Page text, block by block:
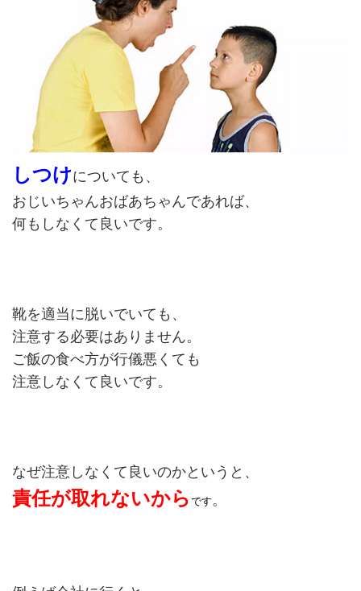
しつけについても、
おじいちゃんおばあちゃんであれば、
何もしなくて良いです。
靴を適当に脱いでいても、
注意する必要はありません。
ご飯の食べ方が行儀悪くても
注意しなくて良いです。
なぜ注意しなくて良いのかというと、
責任が取れないから です。